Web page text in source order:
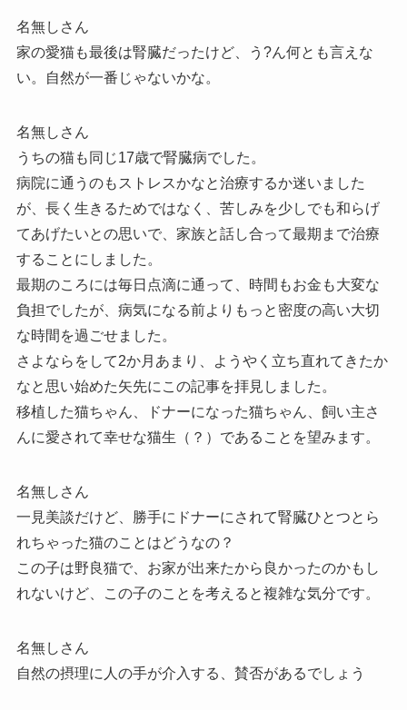
名無しさん
家の愛猫も最後は腎臓だったけど、う?ん何とも言えな
い。自然が一番じゃないかな。
名無しさん
うちの猫も同じ17歳で腎臓病でした。
病院に通うのもストレスかなと治療するか迷いました
が、長く生きるためではなく、苦しみを少しでも和らげ
てあげたいとの思いで、家族と話し合って最期まで治療
することにしました。
最期のころには毎日点滴に通って、時間もお金も大変な
負担でしたが、病気になる前よりもっと密度の高い大切
な時間を過ごせました。
さよならをして2か月あまり、ようやく立ち直れてきたか
なと思い始めた矢先にこの記事を拝見しました。
移植した猫ちゃん、ドナーになった猫ちゃん、飼い主さ
んに愛されて幸せな猫生（？）であることを望みます。
名無しさん
一見美談だけど、勝手にドナーにされて腎臓ひとつとら
れちゃった猫のことはどうなの？
この子は野良猫で、お家が出来たから良かったのかもし
れないけど、この子のことを考えると複雑な気分です。
名無しさん
自然の摂理に人の手が介入する、賛否があるでしょう